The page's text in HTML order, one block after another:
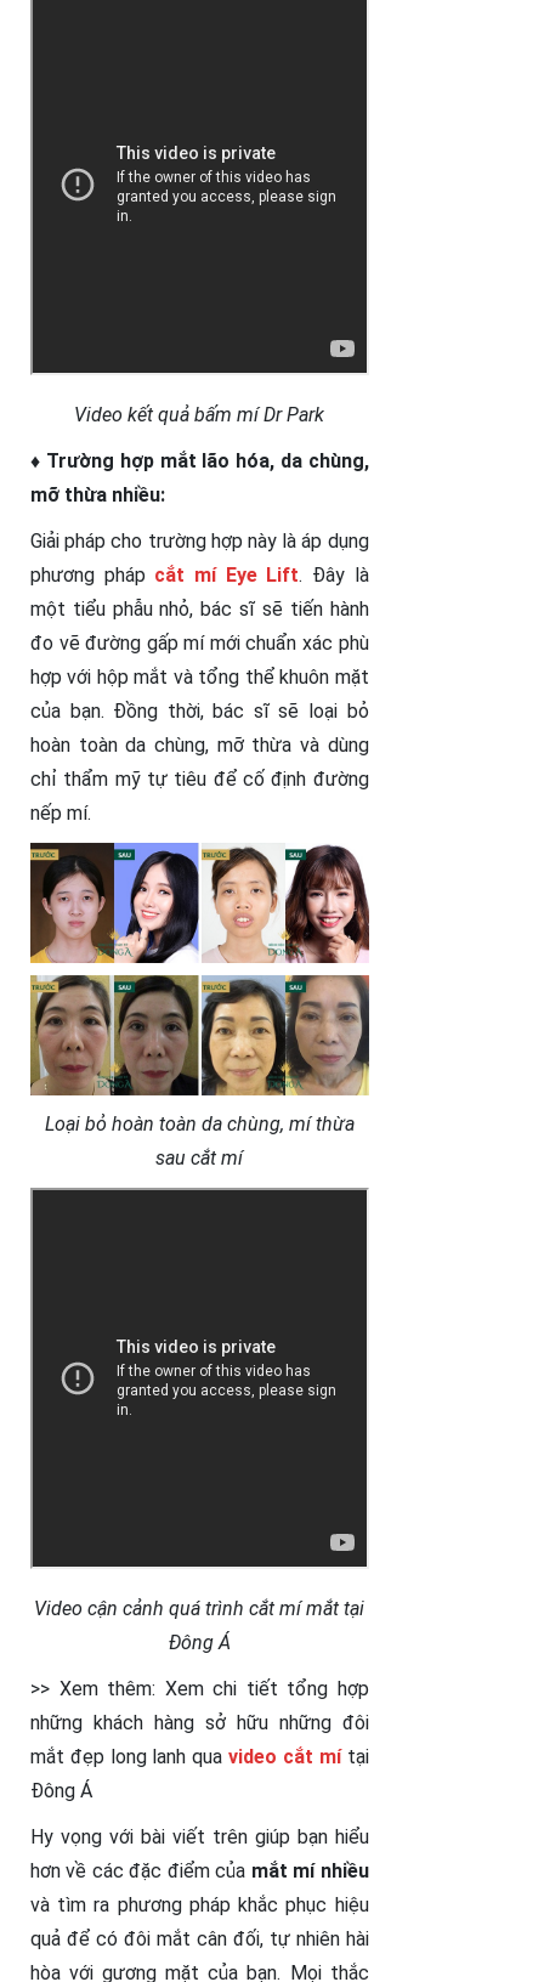
Video kết quả bấm mí Dr Park
♦ Trường hợp mắt lão hóa, da chùng,
mỡ thừa nhiều:
Giải pháp cho trường hợp này là áp dụng
phương pháp cắt mí Eye Lift. Đây là
một tiểu phẫu nhỏ, bác sĩ sẽ tiến hành
đo vẽ đường gấp mí mới chuẩn xác phù
hợp với hộp mắt và tổng thể khuôn mặt
của bạn. Đồng thời, bác sĩ sẽ loại bỏ
hoàn toàn da chùng, mỡ thừa và dùng
chỉ thẩm mỹ tự tiêu để cố định đường
nếp mí.
Loại bỏ hoàn toàn da chùng, mí thừa
sau cắt mí
Video cận cảnh quá trình cắt mí mắt tại
Đông Á
>> Xem thêm: Xem chi tiết tổng hợp
những khách hàng sở hữu những đôi
mắt đẹp long lanh quavideo cắt mítại
Đông Á
Hy vọng với bài viết trên giúp bạn hiểu
hơn về các đặc điểm của mắt mí nhiều
và tìm ra phương pháp khắc phục hiệu
quả để có đôi mắt cân đối, tự nhiên hài
hòa với gương mặt của bạn. Mọi thắc